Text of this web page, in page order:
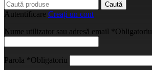
Caută
Autentificare Creați un cont
Nume utilizator sau adresă email *Obligatoriu
Parola *Obligatoriu